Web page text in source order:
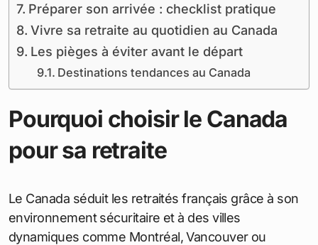
Préparer son arrivée : checklist pratique
Vivre sa retraite au quotidien au Canada
Les pièges à éviter avant le départ
Destinations tendances au Canada
Pourquoi choisir le Canada
pour sa retraite
Le Canada séduit les retraités français grâce à son
environnement sécuritaire et à des villes
dynamiques comme Montréal, Vancouver ou